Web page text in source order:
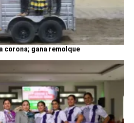
corona; gana remolque